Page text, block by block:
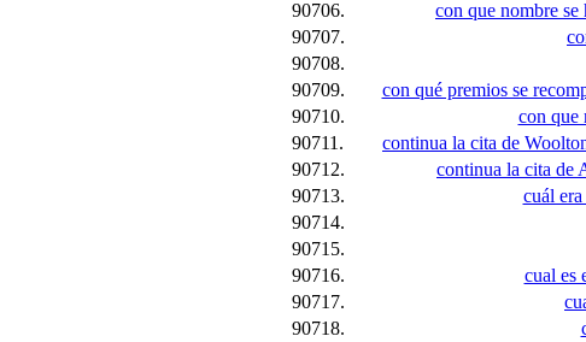
90706.
con que nombre
90707.
90708.
90709.
con qué premios se
90710.
con que
90711.
continua la cita de
90712.
continua la cita de
90713.
cuál
90714.
90715.
90716.
cual es
90717.
90718.